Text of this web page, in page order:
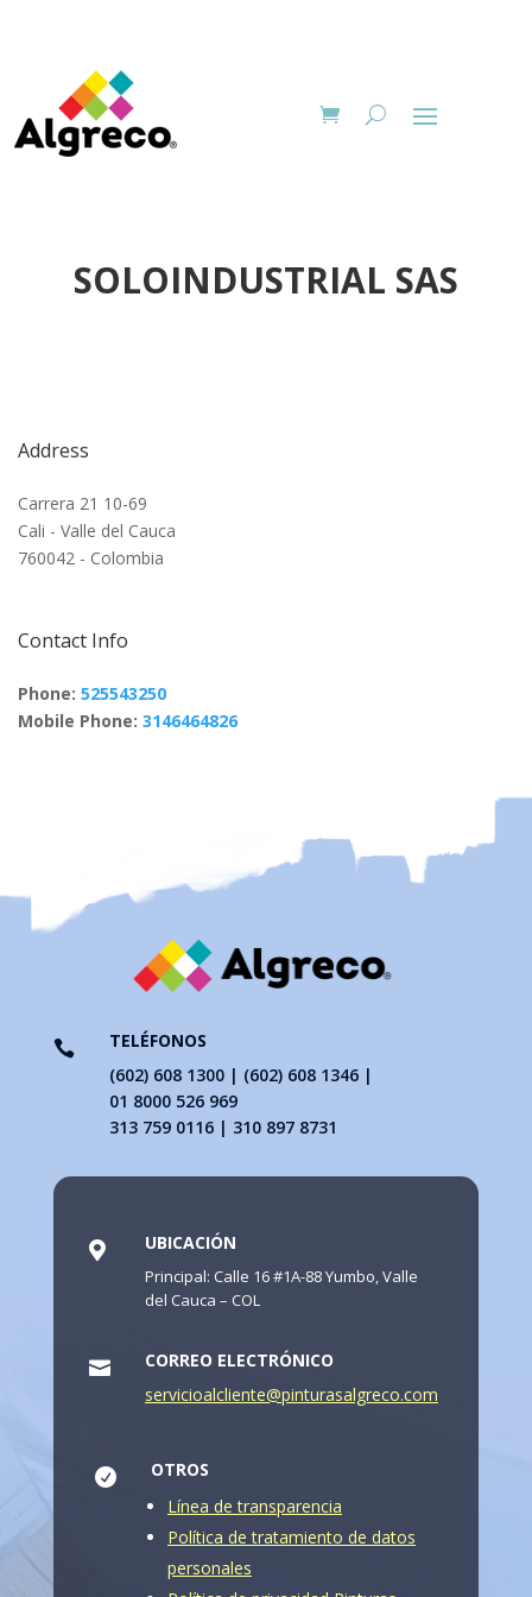
SOLOINDUSTRIAL SAS
Address
Carrera 21 10-69
Cali - Valle del Cauca
760042 - Colombia
Contact Info
Phone: 525543250
Mobile Phone: 3146464826

TELÉFONOS
(602) 608 1300 | (602) 608 1346 |
01 8000 526 969
313 759 0116 | 310 897 8731
 UBICACIÓN
Principal: Calle 16 #1A-88 Yumbo, Valle
del Cauca – COL

CORREO ELECTRÓNICO
servicioalcliente@pinturasalgreco.com

OTROS
Línea de transparencia
Política de tratamiento de datos
personales